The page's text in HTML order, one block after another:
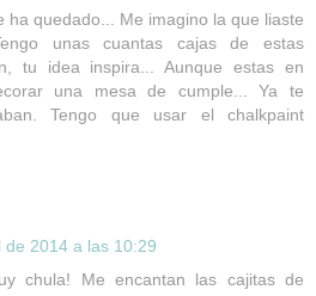
ha quedado... Me imagino la que liaste
unas cuantas cajas de estas
tu idea inspira... Aunque estas en
una mesa de cumple... Ya te
Tengo que usar el chalkpaint
de 2014 a las 10:29
chula! Me encantan las cajitas de